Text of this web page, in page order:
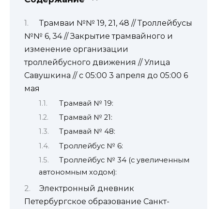
Трамваи №№ 19, 21, 48 // Троллейбусы
№№ 6, 34 // Закрытие трамвайного и
изменение организации
троллейбусного движения // Улица
Савушкина // с 05:00 3 апреля до 05:00 6
мая
Трамвай № 19:
Трамвай № 21:
Трамвай № 48:
Троллейбус № 6:
Троллейбус № 34 (с увеличенным
автономным ходом):
Электронный дневник
Петербургское образование Санкт-